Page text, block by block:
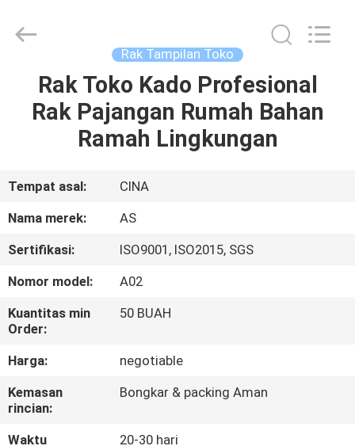
RUMAH
PRODUK
VIDEO
KAMI
TUR
PABRIK
KONTROL
KUALITAS
Shelves
Co.,Ltd.
Rak Tampilan Toko
Rak Toko Kado Profesional
Rak Pajangan Rumah Bahan
Ramah Lingkungan
Tempat asal:
CINA
Nama merek:
AS
Sertifikasi:
ISO9001, ISO2015, SGS
Nomor model:
A02
Kuantitas min
Order:
50 BUAH
Harga:
negotiable
Kemasan
rincian:
Bongkar & packing Aman
Waktu
20-30 hari